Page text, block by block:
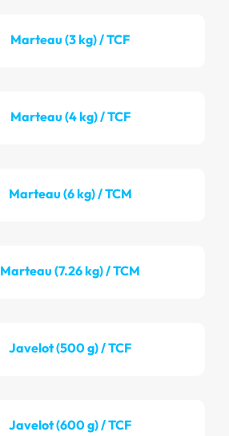
Marteau (3 kg) / TCF
Marteau (4 kg) / TCF
Marteau (6 kg) / TCM
Marteau (7.26 kg) / TCM
Javelot (500 g) / TCF
Javelot (600 g) / TCF